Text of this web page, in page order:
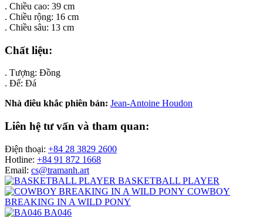
. Chiều cao: 39 cm
. Chiều rộng: 16 cm
. Chiều sâu: 13 cm
Chất liệu:
. Tượng: Đồng
. Đế: Đá
Nhà điêu khắc phiên bản: Jean-Antoine Houdon
Liên hệ tư vấn và tham quan:
Điện thoại: +84 28 3829 2600
Hotline: +84 91 872 1668
Email: cs@tramanh.art
BASKETBALL PLAYER
COWBOY
BREAKING IN A WILD PONY
BA046